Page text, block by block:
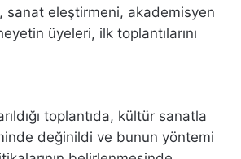
sanat eleştirmeni, akademisyen
üyeleri, ilk toplantılarını
toplantıda, kültür sanatla
değinildi ve bunun yöntemi